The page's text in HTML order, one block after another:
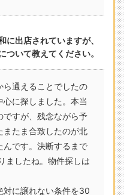
に出店されていますが、
ついて教えてください。
ら通えることでしたの
に探しました。本当
ですが、残念ながら予
またま合致したのが北
んです。決断するまで
ましたね。物件探しは
対に譲れない条件を30